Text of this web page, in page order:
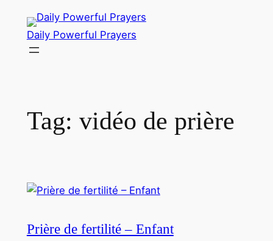
content
Daily Powerful Prayers
Tag: vidéo de prière
Prière de fertilité – Enfant